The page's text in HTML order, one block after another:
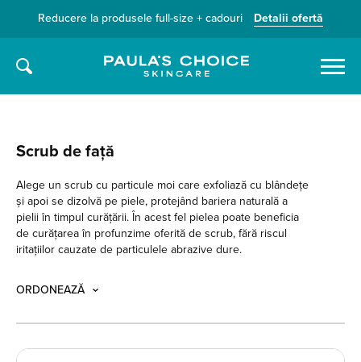
Reducere la produsele full-size + cadouri Detalii ofertă
Caută
Scrub de față
Alege un scrub cu particule moi care exfoliază cu blândețe
și apoi se dizolvă pe piele, protejând bariera naturală a
pielii în timpul curățării. În acest fel pielea poate beneficia
de curățarea în profunzime oferită de scrub, fără riscul
iritațiilor cauzate de particulele abrazive dure.
ORDONEAZĂ